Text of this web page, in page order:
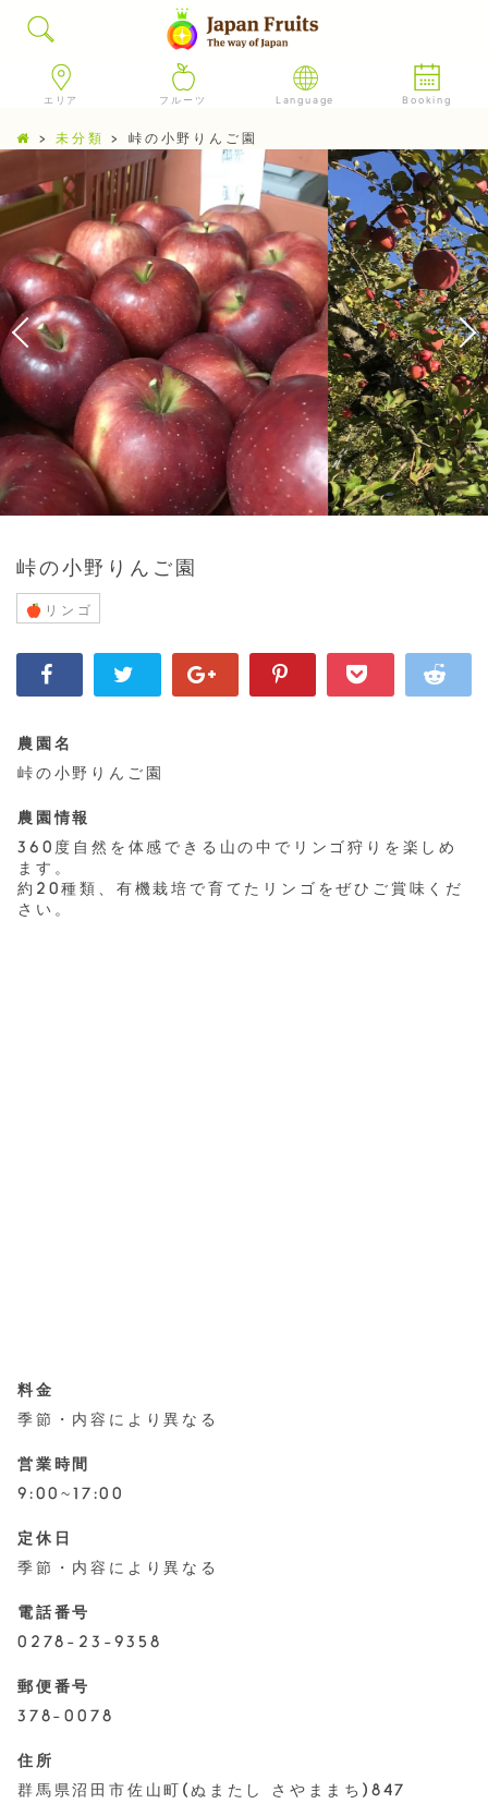
エリア フルーツ Language Booking
>未分類 >峠の小野りんご園
峠の小野りんご園
リンゴ
農園名
峠の小野りんご園
農園情報
360度自然を体感できる山の中でリンゴ狩りを楽しめ
ます。
約20種類、有機栽培で育てたリンゴをぜひご賞味くだ
さい。
料金
季節・内容により異なる
営業時間
9:00~17:00
定休日
季節・内容により異なる
電話番号
0278-23-9358
郵便番号
378-0078
住所
群馬県沼田市佐山町(ぬまたし さやままち)847